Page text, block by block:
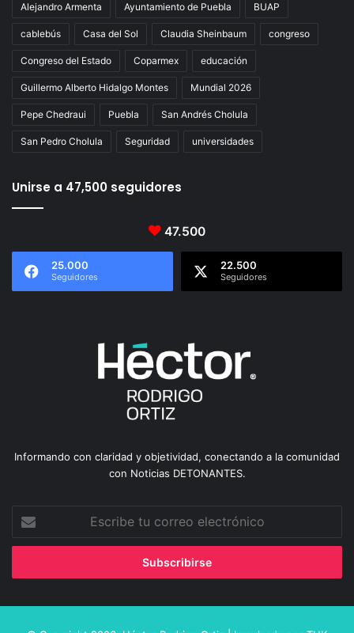
Alejandro Armenta Ayuntamiento de Puebla BUAP
cablebús Casa del Sol Claudia Sheinbaum congreso
Congreso del Estado Coparmex educación
Guillermo Alberto Hidalgo Montes Mundial 2026
Pepe Chedraui Puebla San Andrés Cholula
San Pedro Cholula Seguridad universidades
Unirse a 47,500 seguidores
47.500
25.000
Seguidores
22.500
Seguidores
Informando con claridad y objetividad, conectando a la comunidad
con Noticias DETONANTES.
tu
correo